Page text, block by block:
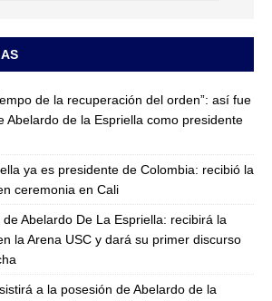
de la recuperación del orden”: así fue
Abelardo de la Espriella como presidente
ya es presidente de Colombia: recibió la
ceremonia en Cali
Abelardo De La Espriella: recibirá la
la Arena USC y dará su primer discurso
a la posesión de Abelardo de la